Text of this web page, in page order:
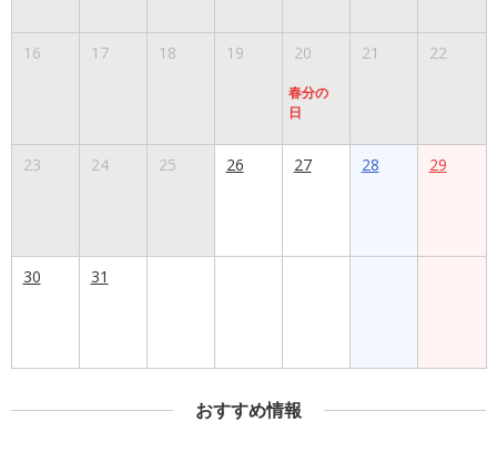
16 17 18 19 20
春分の
日
21 22
23 24 25 26 27 28 29
30 31
おすすめ情報